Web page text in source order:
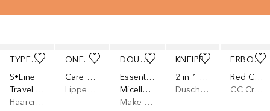
TYPEBEA
S•Line
Travel Size: S·2 Sea Salt Texture Mist
Haarcreme
ONE. TWO. FREE!
Care & Protect SPF 30
Lippenbalsam
DOUGLAS COLLECTION
Essential
Micellar Wipes
Make-up Entferner
KNEIPP
2 in 1 Dusche Startklar Reisegröße
Duschgel
ERBORIAN
Red Correct - Getönte Korrekturpflege
CC Cream